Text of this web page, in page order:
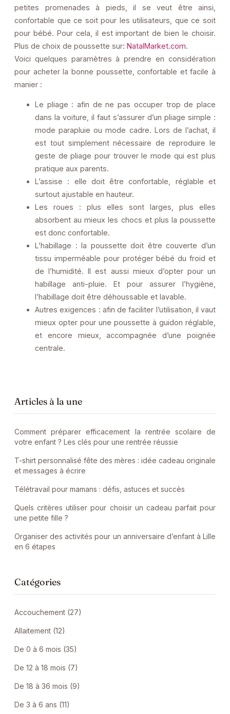
petites promenades à pieds, il se veut être ainsi,
confortable que ce soit pour les utilisateurs, que ce soit
pour bébé. Pour cela, il est important de bien le choisir.
Plus de choix de poussette sur: NatalMarket.com.
Voici quelques paramètres à prendre en considération
pour acheter la bonne poussette, confortable et facile à
manier :
Le pliage : afin de ne pas occuper trop de place
dans la voiture, il faut s’assurer d’un pliage simple :
mode parapluie ou mode cadre. Lors de l’achat, il
est tout simplement nécessaire de reproduire le
geste de pliage pour trouver le mode qui est plus
pratique aux parents.
L’assise : elle doit être confortable, réglable et
surtout ajustable en hauteur.
Les roues : plus elles sont larges, plus elles
absorbent au mieux les chocs et plus la poussette
est donc confortable.
L’habillage : la poussette doit être couverte d’un
tissu imperméable pour protéger bébé du froid et
de l’humidité. Il est aussi mieux d’opter pour un
habillage anti-pluie. Et pour assurer l’hygiène,
l’habillage doit être déhoussable et lavable.
Autres exigences : afin de faciliter l’utilisation, il vaut
mieux opter pour une poussette à guidon réglable,
et encore mieux, accompagnée d’une poignée
centrale.
Articles à la une
Comment préparer efficacement la rentrée scolaire de
votre enfant ? Les clés pour une rentrée réussie
T-shirt personnalisé fête des mères : idée cadeau originale
et messages à écrire
Télétravail pour mamans : défis, astuces et succès
Quels critères utiliser pour choisir un cadeau parfait pour
une petite fille ?
Organiser des activités pour un anniversaire d’enfant à Lille
en 6 étapes
Catégories
Accouchement (27)
Allaitement (12)
De 0 à 6 mois (35)
De 12 à 18 mois (7)
De 18 à 36 mois (9)
De 3 à 6 ans (11)